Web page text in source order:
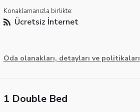
Konaklamanızla birlikte:
Ücretsiz İnternet
Oda olanakları, detayları ve politikaları
1 Double Bed